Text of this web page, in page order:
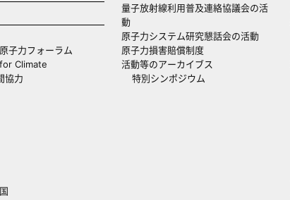
子力フォーラム
Climate
協力
量子放射線利用普及連絡協議会の活
動
原子力システム研究懇話会の活動
原子力損害賠償制度
活動等のアーカイブス
特別シンポジウム